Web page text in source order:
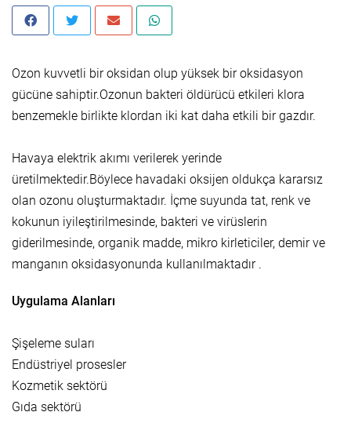
Ozon kuvvetli bir oksidan olup yüksek bir oksidasyon
gücüne sahiptir.Ozonun bakteri öldürücü etkileri klora
benzemekle birlikte klordan iki kat daha etkili bir gazdır.
Havaya elektrik akımı verilerek yerinde
üretilmektedir.Böylece havadaki oksijen oldukça kararsız
olan ozonu oluşturmaktadır. İçme suyunda tat, renk ve
kokunun iyileştirilmesinde, bakteri ve virüslerin
giderilmesinde, organik madde, mikro kirleticiler, demir ve
manganın oksidasyonunda kullanılmaktadır .
Uygulama Alanları
Şişeleme suları
Endüstriyel prosesler
Kozmetik sektörü
Gıda sektörü